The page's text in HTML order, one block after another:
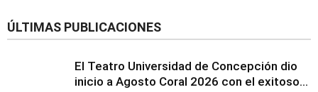
ÚLTIMAS PUBLICACIONES
El Teatro Universidad de Concepción dio
inicio a Agosto Coral 2026 con el exitoso...